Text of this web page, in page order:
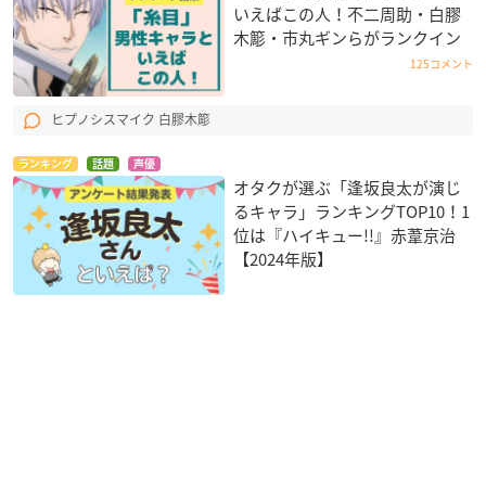
いえばこの人！不二周助・白膠
木簓・市丸ギンらがランクイン
125コメント
ヒプノシスマイク 白膠木簓
ランキング 話題 声優
オタクが選ぶ「逢坂良太が演じ
るキャラ」ランキングTOP10！1
位は『ハイキュー!!』赤葦京治
【2024年版】